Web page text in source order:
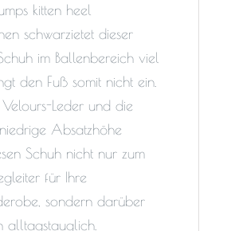
kitten heel
schwarzietet dieser
im Ballenbereich viel
den Fuß somit nicht ein.
Leder und die
Absatzhöhe
Schuh nicht nur zum
für Ihre
sondern darüber
alltagstauglich.